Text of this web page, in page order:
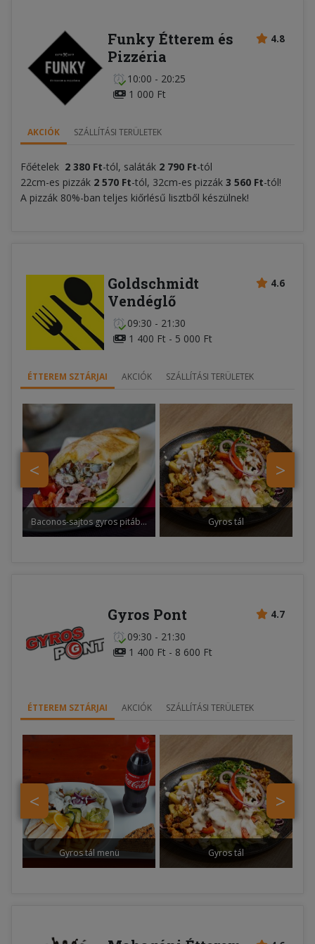
4.8
Funky Étterem és
Pizzéria
10:00 - 20:25
1 000 Ft
AKCIÓK SZÁLLÍTÁSI TERÜLETEK
Főételek 2 380 Ft-tól, saláták 2 790 Ft-tól
22cm-es pizzák 2 570 Ft-tól, 32cm-es pizzák 3 560 Ft-tól!
A pizzák 80%-ban teljes kiőrlésű lisztből készülnek!
4.6
Goldschmidt
Vendéglő
09:30 - 21:30
1 400 Ft - 5 000 Ft
ÉTTEREM SZTÁRJAI AKCIÓK SZÁLLÍTÁSI TERÜLETEK
>
<
Baconos-sajtos gyros pitában Gyros tál
4.7
Gyros Pont
09:30 - 21:30
1 400 Ft - 8 600 Ft
ÉTTEREM SZTÁRJAI AKCIÓK SZÁLLÍTÁSI TERÜLETEK
>
<
Gyros tál menü Gyros tál